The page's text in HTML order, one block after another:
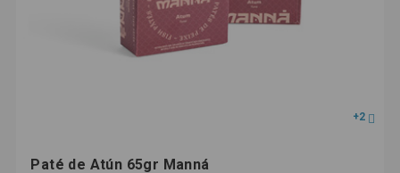
+2
Paté de Atún 65gr Manná